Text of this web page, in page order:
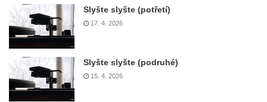
Slyšte slyšte (potřetí)
17. 4. 2026
Slyšte slyšte (podruhé)
15. 4. 2026